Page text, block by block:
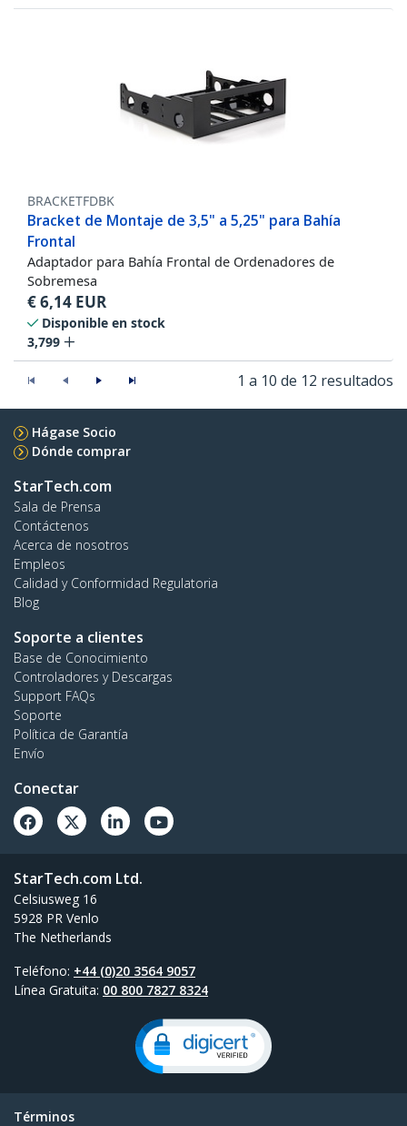
BRACKETFDBK
Bracket de Montaje de 3,5" a 5,25" para Bahía
Frontal
Adaptador para Bahía Frontal de Ordenadores de
Sobremesa
€6,14 EUR
Disponible en stock
3,799
1 a 10 de 12 resultados
Hágase Socio
Dónde comprar
StarTech.com
Sala de Prensa
Contáctenos
Acerca de nosotros
Empleos
Calidad y Conformidad Regulatoria
Blog
Soporte a clientes
Base de Conocimiento
Controladores y Descargas
Support FAQs
Soporte
Política de Garantía
Envío
Conectar
StarTech.com Ltd.
Celsiusweg 16
5928 PR Venlo
The Netherlands
Teléfono: +44 (0)20 3564 9057
Línea Gratuita: 00 800 7827 8324
Términos